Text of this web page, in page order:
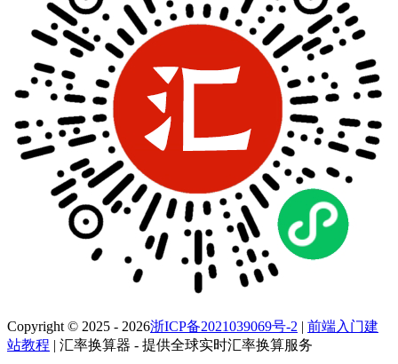
Copyright © 2025 - 2026浙ICP备2021039069号-2 | 前端入门建
站教程 | 汇率换算器 - 提供全球实时汇率换算服务